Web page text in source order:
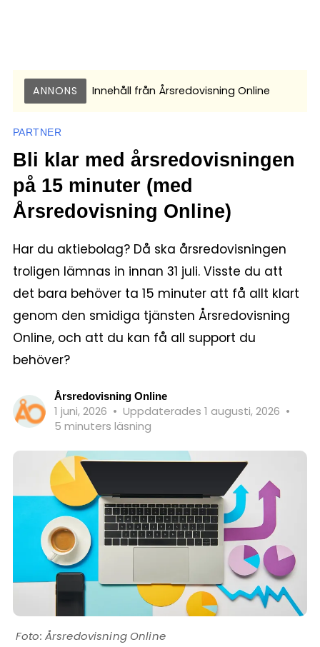
ANNONS Innehåll från Årsredovisning Online
PARTNER
Bli klar med årsredovisningen
på 15 minuter (med
Årsredovisning Online)
Har du aktiebolag? Då ska årsredovisningen
troligen lämnas in innan 31 juli. Visste du att
det bara behöver ta 15 minuter att få allt klart
genom den smidiga tjänsten Årsredovisning
Online, och att du kan få all support du
behöver?
Årsredovisning Online
1 juni, 2026 • Uppdaterades 1 augusti, 2026 •
5 minuters läsning
Årsredovisning Online